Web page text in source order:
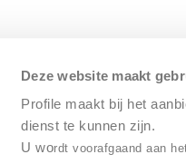
Deze website maakt
Profile maakt bij het
dienst te kunnen zijn.
U wordt voorafgaand aan